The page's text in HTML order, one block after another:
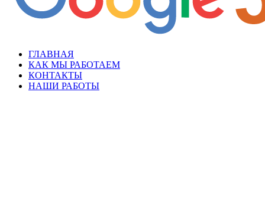
ГЛАВНАЯ
КАК МЫ РАБОТАЕМ
КОНТАКТЫ
НАШИ РАБОТЫ